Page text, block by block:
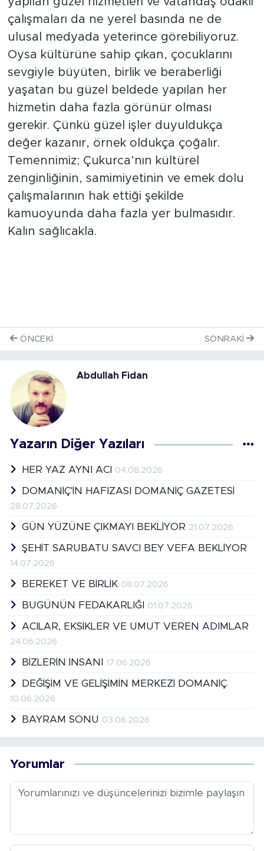
çalışmaları da ne yerel basında ne de
ulusal medyada yeterince görebiliyoruz.
Oysa kültürüne sahip çıkan, çocuklarını
sevgiyle büyüten, birlik ve beraberliği
yaşatan bu güzel beldede yapılan her
hizmetin daha fazla görünür olması
gerekir. Çünkü güzel işler duyuldukça
değer kazanır, örnek oldukça çoğalır.
Temennimiz; Çukurca’nın kültürel
zenginliğinin, samimiyetinin ve emek dolu
çalışmalarının hak ettiği şekilde
kamuoyunda daha fazla yer bulmasıdır.
Kalın sağlıcakla.
ÖNCEKI SONRAKI
Abdullah Fidan
Yazarın Diğer Yazıları
HER YAZ AYNI ACI 04.08.2026
DOMANİÇ'İN HAFIZASI DOMANİÇ GAZETESİ
28.07.2026
GÜN YÜZÜNE ÇIKMAYI BEKLİYOR 21.07.2026
ŞEHİT SARUBATU SAVCI BEY VEFA BEKLİYOR
14.07.2026
BEREKET VE BİRLİK 08.07.2026
BUGÜNÜN FEDAKARLIĞI 01.07.2026
ACILAR, EKSİKLER VE UMUT VEREN ADIMLAR
24.06.2026
BİZLERİN İNSANI 17.06.2026
DEĞİŞİM VE GELİŞİMİN MERKEZİ DOMANİÇ
10.06.2026
BAYRAM SONU 03.06.2026
Yorumlar